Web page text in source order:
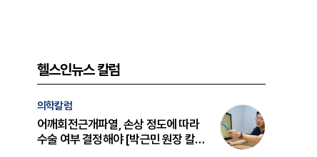
헬스인뉴스 칼럼
의학칼럼
어깨회전근개파열, 손상 정도에 따라
수술 여부 결정해야 [박근민 원장 칼